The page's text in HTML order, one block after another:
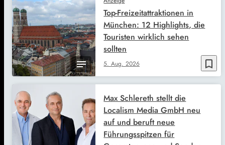
bookmark_border
5. Aug. 2026
Top-Freizeitattraktionen in
München: 12 Highlights, die
Touristen wirklich sehen
sollten
Max Schlereth stellt die
Localism Media GmbH neu
auf und beruft neue
Führungsspitzen für